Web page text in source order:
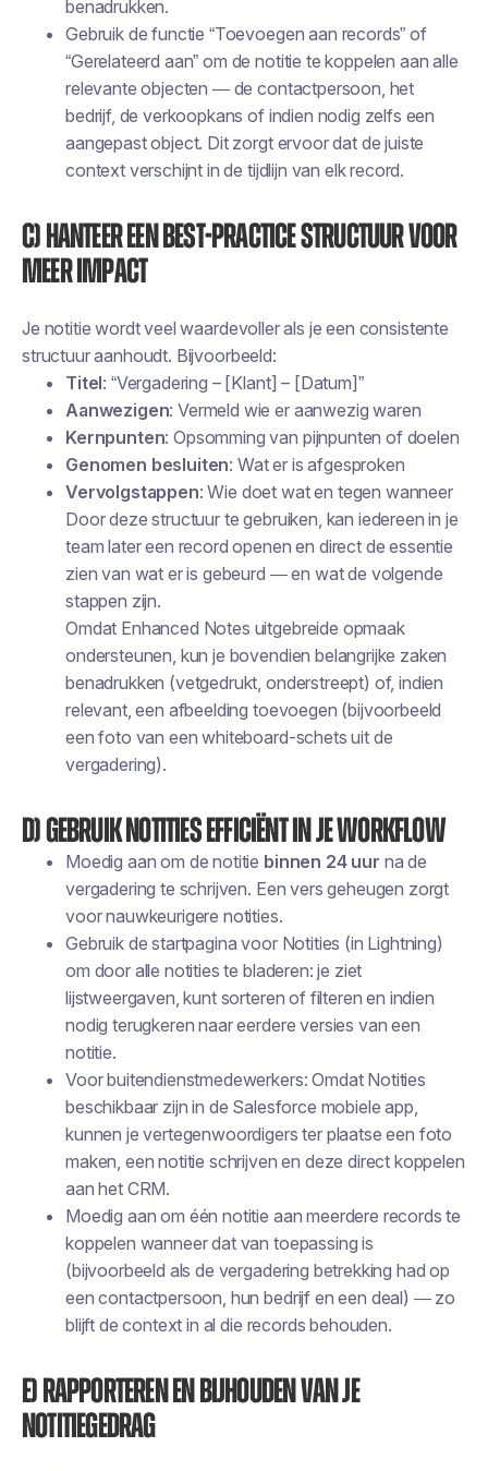
benadrukken.
Gebruik de functie “Toevoegen aan records” of
“Gerelateerd aan” om de notitie te koppelen aan alle
relevante objecten — de contactpersoon, het
bedrijf, de verkoopkans of indien nodig zelfs een
aangepast object. Dit zorgt ervoor dat de juiste
context verschijnt in de tijdlijn van elk record.
c) Hanteer een best-practice structuur voor
meer impact
Je notitie wordt veel waardevoller als je een consistente
structuur aanhoudt. Bijvoorbeeld:
Titel: “Vergadering – [Klant] – [Datum]”
Aanwezigen: Vermeld wie er aanwezig waren
Kernpunten: Opsomming van pijnpunten of doelen
Genomen besluiten: Wat er is afgesproken
Vervolgstappen: Wie doet wat en tegen wanneer
Door deze structuur te gebruiken, kan iedereen in je
team later een record openen en direct de essentie
zien van wat er is gebeurd — en wat de volgende
stappen zijn.
Omdat Enhanced Notes uitgebreide opmaak
ondersteunen, kun je bovendien belangrijke zaken
benadrukken (vetgedrukt, onderstreept) of, indien
relevant, een afbeelding toevoegen (bijvoorbeeld
een foto van een whiteboard-schets uit de
vergadering).
d) Gebruik Notities efficiënt in je workflow
Moedig aan om de notitie binnen 24 uur na de
vergadering te schrijven. Een vers geheugen zorgt
voor nauwkeurigere notities.
Gebruik de startpagina voor Notities (in Lightning)
om door alle notities te bladeren: je ziet
lijstweergaven, kunt sorteren of filteren en indien
nodig terugkeren naar eerdere versies van een
notitie.
Voor buitendienstmedewerkers: Omdat Notities
beschikbaar zijn in de Salesforce mobiele app,
kunnen je vertegenwoordigers ter plaatse een foto
maken, een notitie schrijven en deze direct koppelen
aan het CRM.
Moedig aan om één notitie aan meerdere records te
koppelen wanneer dat van toepassing is
(bijvoorbeeld als de vergadering betrekking had op
een contactpersoon, hun bedrijf en een deal) — zo
blijft de context in al die records behouden.
e) Rapporteren en bijhouden van je
notitiegedrag